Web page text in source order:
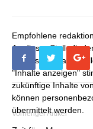
Empfohlene
An dieser Stelle
die unser
"Inhalte anzeigen"
zukünftige Inhalte von
können
übermittelt werden.
Vorheriger Artikel